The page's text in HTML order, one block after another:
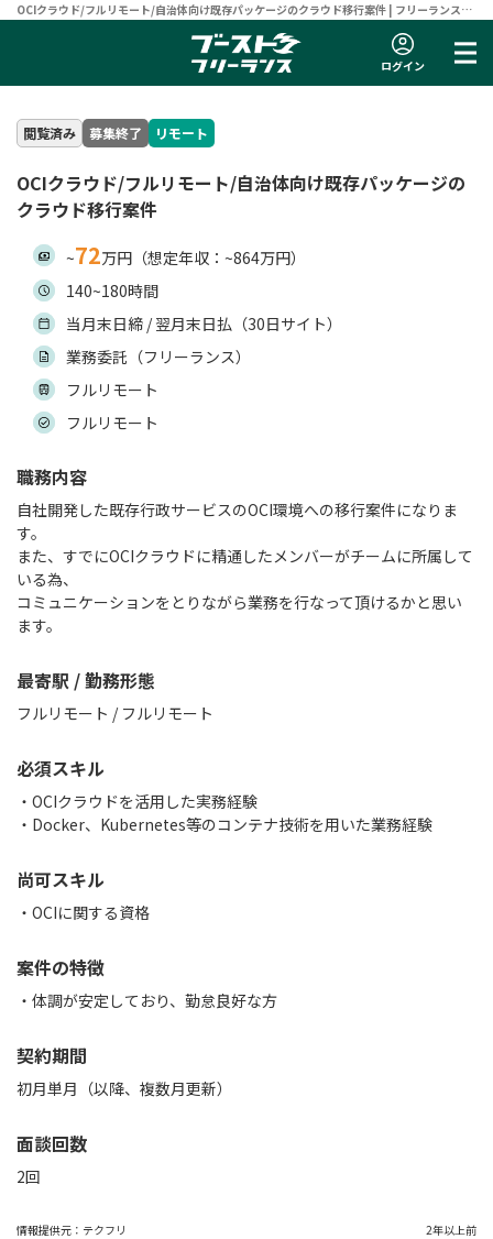
OCIクラウド/フルリモート/自治体向け既存パッケージのクラウド移行案件 | フリーランスエ
ンジニア向け案件サイト 【ブーストフリーランス】
ログイン
閲覧済み 募集終了 リモート
OCIクラウド/フルリモート/自治体向け既存パッケージの
クラウド移行案件
~72万円（想定年収：~864万円）
140~180時間
当月末日締 / 翌月末日払（30日サイト）
業務委託（フリーランス）
フルリモート
フルリモート
職務内容
自社開発した既存行政サービスのOCI環境への移行案件になりま
す。
また、すでにOCIクラウドに精通したメンバーがチームに所属して
いる為、
コミュニケーションをとりながら業務を行なって頂けるかと思い
ます。
最寄駅 / 勤務形態
フルリモート / フルリモート
必須スキル
・OCIクラウドを活用した実務経験
・Docker、Kubernetes等のコンテナ技術を用いた業務経験
尚可スキル
・OCIに関する資格
案件の特徴
・体調が安定しており、勤怠良好な方
契約期間
初月単月（以降、複数月更新）
面談回数
2回
情報提供元： テクフリ 2年以上前